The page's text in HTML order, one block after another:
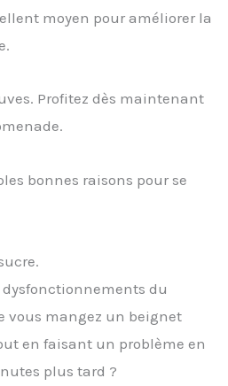
moyen pour améliorer la
Profitez dès maintenant
bonnes raisons pour se
du
vous mangez un beignet
en faisant un problème en
plus tard ?